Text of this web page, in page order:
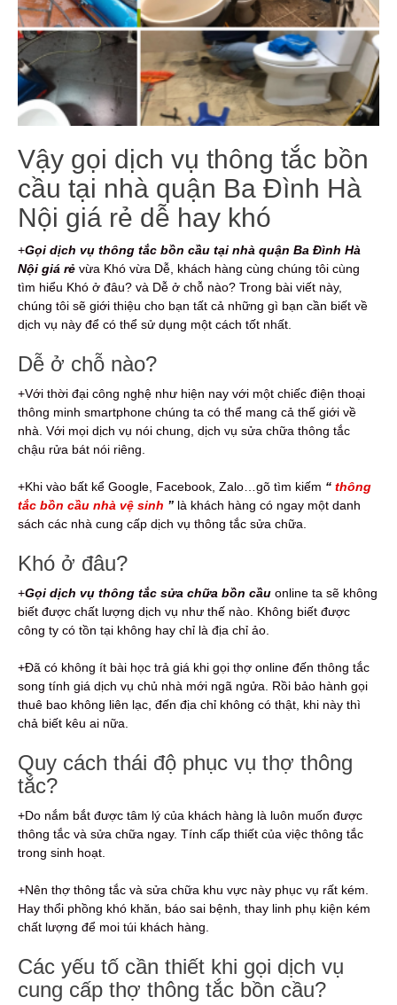
Vậy gọi dịch vụ thông tắc bồn
cầu tại nhà quận Ba Đình Hà
Nội giá rẻ dễ hay khó
+Gọi dịch vụ thông tắc bồn cầu tại nhà quận Ba Đình Hà
Nội giá rẻ vừa Khó vừa Dễ, khách hàng cùng chúng tôi cùng
tìm hiểu Khó ở đâu? và Dễ ở chỗ nào? Trong bài viết này,
chúng tôi sẽ giới thiệu cho bạn tất cả những gì bạn cần biết về
dịch vụ này để có thể sử dụng một cách tốt nhất.
Dễ ở chỗ nào?
+Với thời đại công nghệ như hiện nay với một chiếc điện thoại
thông minh smartphone chúng ta có thể mang cả thế giới về
nhà. Với mọi dịch vụ nói chung, dịch vụ sửa chữa thông tắc
chậu rửa bát nói riêng.
+Khi vào bất kể Google, Facebook, Zalo…gõ tìm kiếm “ thông
tắc bồn cầu nhà vệ sinh ” là khách hàng có ngay một danh
sách các nhà cung cấp dịch vụ thông tắc sửa chữa.
Khó ở đâu?
+Gọi dịch vụ thông tắc sửa chữa bồn cầu online ta sẽ không
biết được chất lượng dịch vụ như thế nào. Không biết được
công ty có tồn tại không hay chỉ là địa chỉ ảo.
+Đã có không ít bài học trả giá khi gọi thợ online đến thông tắc
song tính giá dịch vụ chủ nhà mới ngã ngửa. Rồi bảo hành gọi
thuê bao không liên lạc, đến địa chỉ không có thật, khi này thì
chả biết kêu ai nữa.
Quy cách thái độ phục vụ thợ thông
tắc?
+Do nắm bắt được tâm lý của khách hàng là luôn muốn được
thông tắc và sửa chữa ngay. Tính cấp thiết của việc thông tắc
trong sinh hoạt.
+Nên thợ thông tắc và sửa chữa khu vực này phục vụ rất kém.
Hay thổi phồng khó khăn, báo sai bệnh, thay linh phụ kiện kém
chất lượng để moi túi khách hàng.
Các yếu tố cần thiết khi gọi dịch vụ
cung cấp thợ thông tắc bồn cầu?